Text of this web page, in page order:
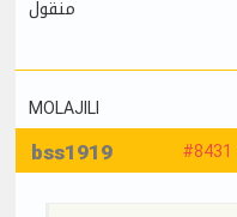
منقول
MOLAJILI
#8431
bss1919